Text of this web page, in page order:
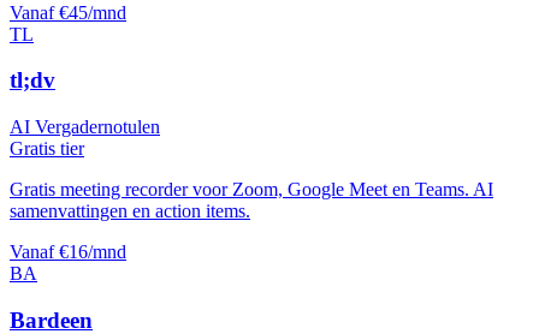
Vanaf €45/mnd
TL
tl;dv
AI Vergadernotulen
Gratis tier
Gratis meeting recorder voor Zoom, Google Meet en Teams. AI
samenvattingen en action items.
Vanaf €16/mnd
BA
Bardeen